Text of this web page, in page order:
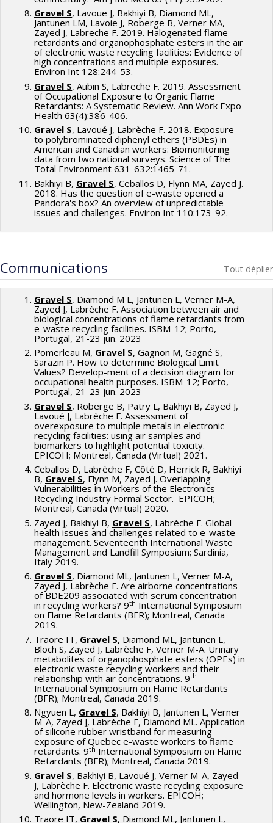
Gravel S, Lavoue J, Bakhiyi B, Diamond ML,
Jantunen LM, Lavoie J, Roberge B, Verner MA,
Zayed J, Labreche F. 2019. Halogenated flame
retardants and organophosphate esters in the air
of electronic waste recycling facilities: Evidence of
high concentrations and multiple exposures.
Environ Int 128:244-53.
Gravel S, Aubin S, Labreche F. 2019. Assessment
of Occupational Exposure to Organic Flame
Retardants: A Systematic Review. Ann Work Expo
Health 63(4):386-406.
Gravel S, Lavoué J, Labrèche F. 2018. Exposure
to polybrominated diphenyl ethers (PBDEs) in
American and Canadian workers: Biomonitoring
data from two national surveys. Science of The
Total Environment 631-632:1465-71.
Bakhiyi B, Gravel S, Ceballos D, Flynn MA, Zayed J.
2018. Has the question of e-waste opened a
Pandora's box? An overview of unpredictable
issues and challenges. Environ Int 110:173-92.
Communications Tout déplier
Gravel S, Diamond M L, Jantunen L, Verner M-A,
Zayed J, Labrèche F. Association between air and
biological concentrations of flame retardants from
e-waste recycling facilities. ISBM-12; Porto,
Portugal, 21-23 jun. 2023
Pomerleau M, Gravel S, Gagnon M, Gagné S,
Sarazin P. How to determine Biological Limit
Values? Develop-ment of a decision diagram for
occupational health purposes. ISBM-12; Porto,
Portugal, 21-23 jun. 2023
Gravel S, Roberge B, Patry L, Bakhiyi B, Zayed J,
Lavoué J, Labrèche F. Assessment of
overexposure to multiple metals in electronic
recycling facilities: using air samples and
biomarkers to highlight potential toxicity.
EPICOH; Montreal, Canada (Virtual) 2021.
Ceballos D, Labrèche F, Côté D, Herrick R, Bakhiyi
B, Gravel S, Flynn M, Zayed J. Overlapping
Vulnerabilities in Workers of the Electronics
Recycling Industry Formal Sector. EPICOH;
Montreal, Canada (Virtual) 2020.
Zayed J, Bakhiyi B, Gravel S, Labrèche F. Global
health issues and challenges related to e-waste
management. Seventeenth International Waste
Management and Landfill Symposium; Sardinia,
Italy 2019.
Gravel S, Diamond ML, Jantunen L, Verner M-A,
Zayed J, Labrèche F. Are airborne concentrations
of BDE209 associated with serum concentration
in recycling workers? 9th International Symposium
on Flame Retardants (BFR); Montreal, Canada
2019.
Traore IT, Gravel S, Diamond ML, Jantunen L,
Bloch S, Zayed J, Labrèche F, Verner M-A. Urinary
metabolites of organophosphate esters (OPEs) in
electronic waste recycling workers and their
relationship with air concentrations. 9th
International Symposium on Flame Retardants
(BFR); Montreal, Canada 2019.
Ngyuen L, Gravel S, Bakhiyi B, Jantunen L, Verner
M-A, Zayed J, Labrèche F, Diamond ML. Application
of silicone rubber wristband for measuring
exposure of Quebec e-waste workers to flame
retardants. 9th International Symposium on Flame
Retardants (BFR); Montreal, Canada 2019.
Gravel S, Bakhiyi B, Lavoué J, Verner M-A, Zayed
J, Labrèche F. Electronic waste recycling exposure
and hormone levels in workers. EPICOH;
Wellington, New-Zealand 2019.
Traore IT, Gravel S, Diamond ML, Jantunen L,